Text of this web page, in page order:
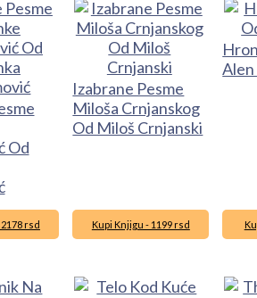
Od
Izabrane Pesme
Miloša Crnjanskog
Od Miloš Crnjanski
Alen
rsd Kupi Knjigu - 1199 rsd